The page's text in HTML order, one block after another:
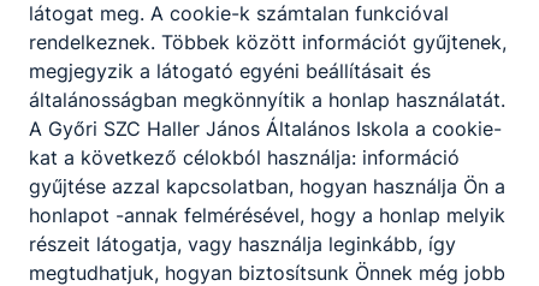
A cégek számára a duális képzés hosszú távú
befektetés, mert így állandó kapcsolatban
lehetnek jól képzett pályakezdő
szakemberekkel, akikkel már tanulmányaik
során partneri együttműködés alakul ki. A
diákokat még jobb teljesítményre
ösztönözheti a tanulásban az, hogy
tanulmányaik végén, ha jól teljesítenek, egy
biztos munkahely várja őket.
látogat meg. A cookie-k számtalan funkcióval
rendelkeznek. Többek között információt gyűjtenek,
megjegyzik a látogató egyéni beállításait és
általánosságban megkönnyítik a honlap használatát.
A Győri SZC Haller János Általános Iskola a cookie-
kat a következő célokból használja: információ
gyűjtése azzal kapcsolatban, hogyan használja Ön a
honlapot -annak felmérésével, hogy a honlap melyik
részeit látogatja, vagy használja leginkább, így
megtudhatjuk, hogyan biztosítsunk Önnek még jobb